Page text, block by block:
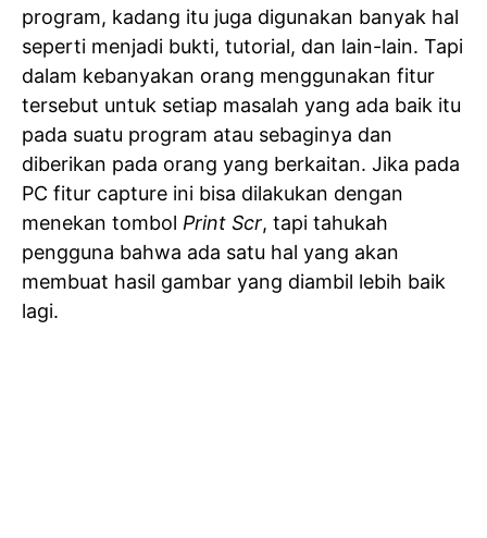
program, kadang itu juga digunakan banyak hal
seperti menjadi bukti, tutorial, dan lain-lain. Tapi
dalam kebanyakan orang menggunakan fitur
tersebut untuk setiap masalah yang ada baik itu
pada suatu program atau sebaginya dan
diberikan pada orang yang berkaitan. Jika pada
PC fitur capture ini bisa dilakukan dengan
menekan tombol Print Scr, tapi tahukah
pengguna bahwa ada satu hal yang akan
membuat hasil gambar yang diambil lebih baik
lagi.